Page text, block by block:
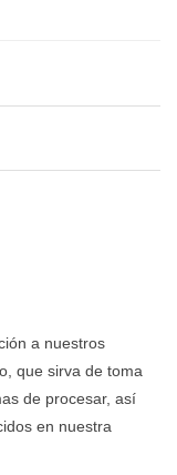
a nuestros
que sirva de toma
de procesar, así
en nuestra